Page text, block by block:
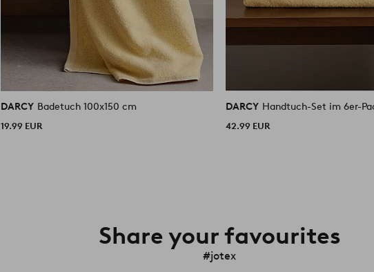
DARCY Badetuch 100x150 cm
19.99 EUR
DARCY Handtuch-Set im 6er-
42.99 EUR
Share your favourites
#jotex